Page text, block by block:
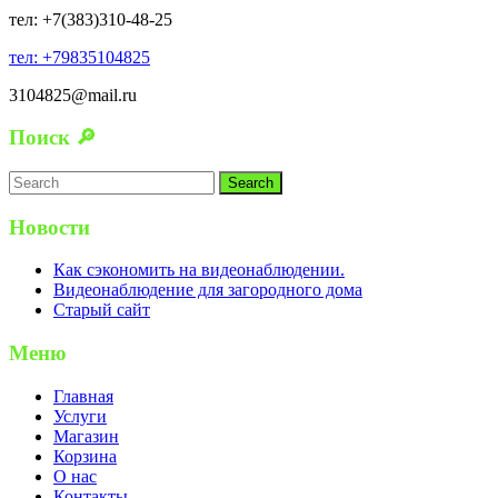
тел: +7(383)310-48-25
тел: +79835104825
3104825@mail.ru
Поиск 🔎
Search
for:
Новости
Как сэкономить на видеонаблюдении.
Видеонаблюдение для загородного дома
Старый сайт
Меню
Главная
Услуги
Магазин
Корзина
О нас